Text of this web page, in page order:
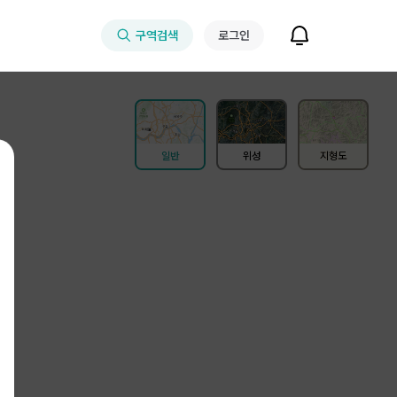
구역검색 로그인
일반 위성 지형도